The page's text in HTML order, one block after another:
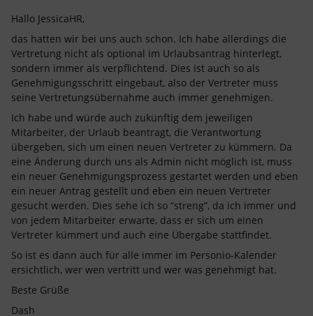
Hallo JessicaHR,
das hatten wir bei uns auch schon. Ich habe allerdings die
Vertretung nicht als optional im Urlaubsantrag hinterlegt,
sondern immer als verpflichtend. Dies ist auch so als
Genehmigungsschritt eingebaut, also der Vertreter muss
seine Vertretungsübernahme auch immer genehmigen.
Ich habe und würde auch zukünftig dem jeweiligen
Mitarbeiter, der Urlaub beantragt, die Verantwortung
übergeben, sich um einen neuen Vertreter zu kümmern. Da
eine Änderung durch uns als Admin nicht möglich ist, muss
ein neuer Genehmigungsprozess gestartet werden und eben
ein neuer Antrag gestellt und eben ein neuen Vertreter
gesucht werden. Dies sehe ich so “streng”, da ich immer und
von jedem Mitarbeiter erwarte, dass er sich um einen
Vertreter kümmert und auch eine Übergabe stattfindet.
So ist es dann auch für alle immer im Personio-Kalender
ersichtlich, wer wen vertritt und wer was genehmigt hat.
Beste Grüße
Dash